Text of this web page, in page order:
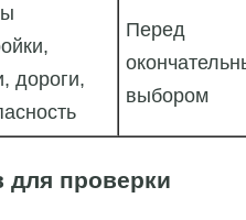
дороги,
Перед
выбором
для проверки